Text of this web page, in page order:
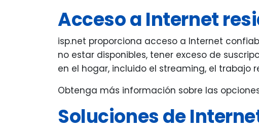
Acceso a Internet
isp.net proporciona acceso a Internet
no estar disponibles, tener exceso de
en el hogar, incluido el streaming, el trabajo
Obtenga más información sobre las
Soluciones de